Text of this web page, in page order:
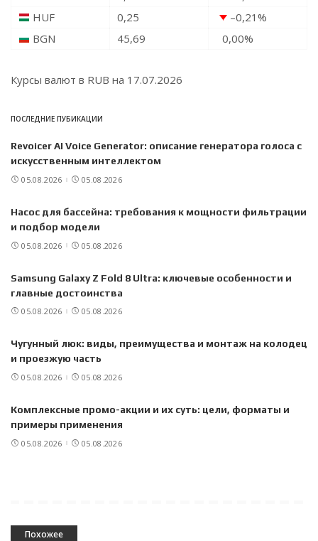
HUF
0,25 –0,21%
BGN
45,69 0,00%
Курсы валют в RUB на 17.07.2026
ПОСЛЕДНИЕ ПУБИКАЦИИ
Revoicer AI Voice Generator: описание генератора голоса с
искусственным интеллектом
05.08.2026 05.08.2026
Насос для бассейна: требования к мощности фильтрации
и подбор модели
05.08.2026 05.08.2026
Samsung Galaxy Z Fold 8 Ultra: ключевые особенности и
главные достоинства
05.08.2026 05.08.2026
Чугунный люк: виды, преимущества и монтаж на колодец
и проезжую часть
05.08.2026 05.08.2026
Комплексные промо-акции и их суть: цели, форматы и
примеры применения
05.08.2026 05.08.2026
Похожее